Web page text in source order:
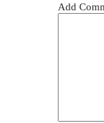
Add